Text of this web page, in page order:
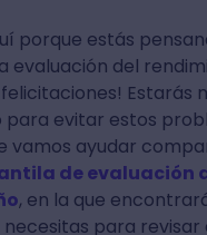
porque estás
evaluación del
Estarás
evitar estos
vamos ayudar
de evaluación
, en la que
necesitas para revisar